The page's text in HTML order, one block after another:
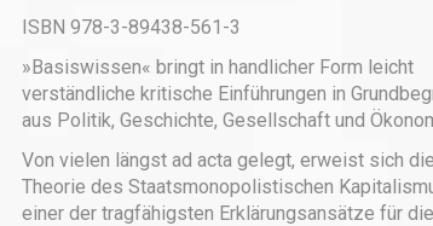
ISBN 978-3-89438-561-3
»Basiswissen« bringt in handlicher Form leicht
verständliche kritische Einführungen in
aus Politik, Geschichte, Gesellschaft und
Von vielen längst ad acta gelegt, erweist sich
Theorie des Staatsmonopolistischen
einer der tragfähigsten Erklärungsansätze für die